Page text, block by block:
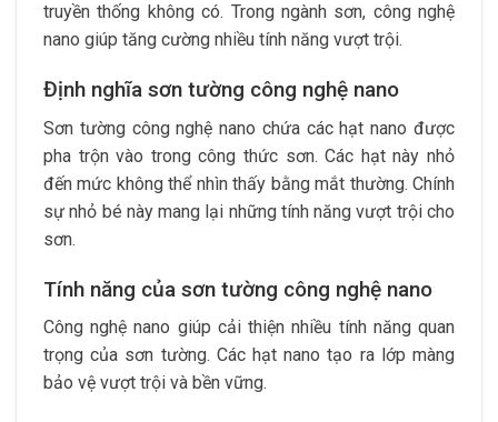
truyền thống không có. Trong ngành sơn, công nghệ
nano giúp tăng cường nhiều tính năng vượt trội.
Định nghĩa sơn tường công nghệ nano
Sơn tường công nghệ nano chứa các hạt nano được
pha trộn vào trong công thức sơn. Các hạt này nhỏ
đến mức không thể nhìn thấy bằng mắt thường. Chính
sự nhỏ bé này mang lại những tính năng vượt trội cho
sơn.
Tính năng của sơn tường công nghệ nano
Công nghệ nano giúp cải thiện nhiều tính năng quan
trọng của sơn tường. Các hạt nano tạo ra lớp màng
bảo vệ vượt trội và bền vững.